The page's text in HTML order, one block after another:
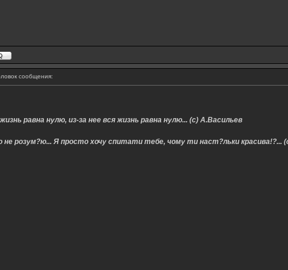
сообщения:
равна нулю, из-за нее вся жизнь равна нулю... (с) А.Васильев
розум?ю... Я просто хочу спитати тебе, чому ти наст?льки красива!?...